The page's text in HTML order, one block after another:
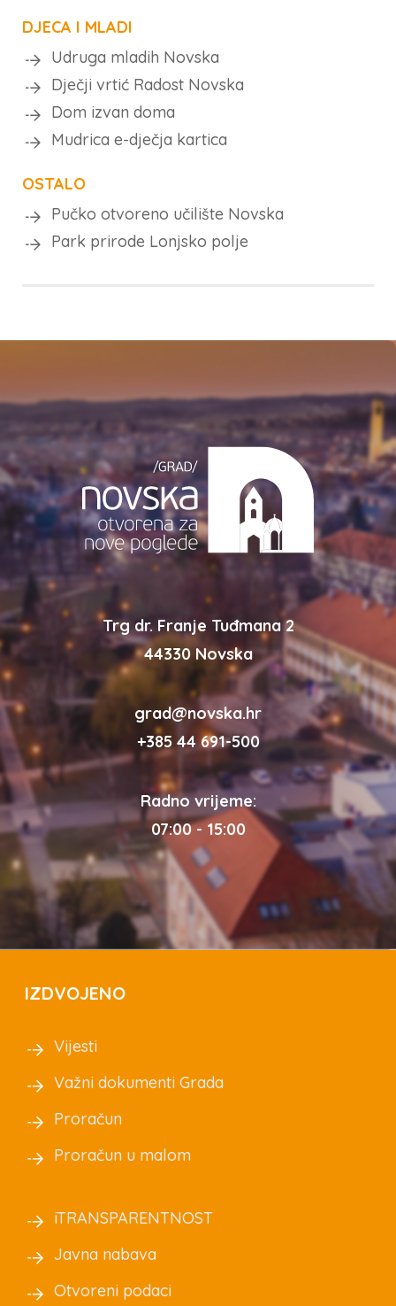
DJECA I MLADI
Udruga mladih Novska
Dječji vrtić Radost Novska
Dom izvan doma
Mudrica e-dječja kartica
OSTALO
Pučko otvoreno učilište Novska
Park prirode Lonjsko polje
Trg dr. Franje Tuđmana 2
44330 Novska
grad@novska.hr
+385 44 691-500
Radno vrijeme:
07:00 - 15:00
IZDVOJENO
Vijesti
Važni dokumenti Grada
Proračun
Proračun u malom
iTRANSPARENTNOST
Javna nabava
Otvoreni podaci